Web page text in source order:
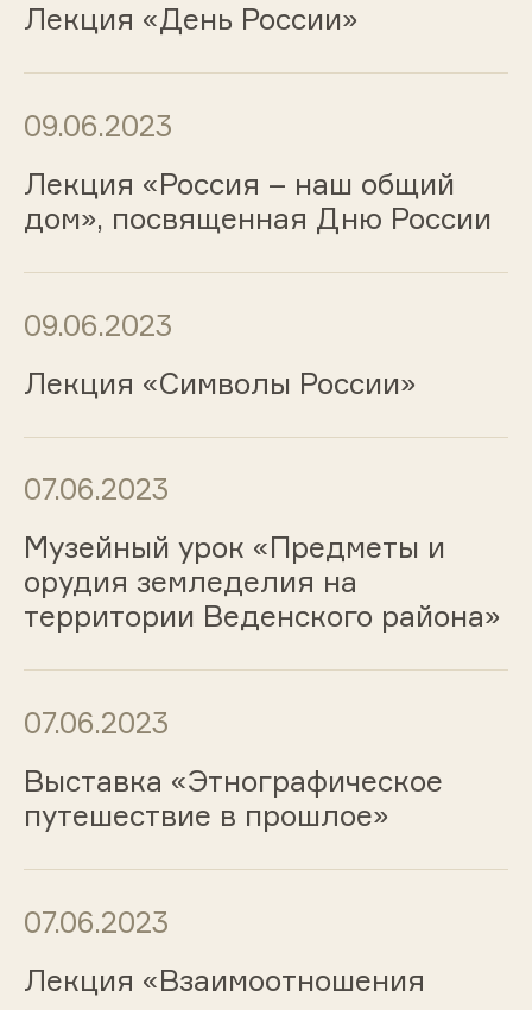
Лекция «День России»
09.06.2023
Лекция «Россия – наш общий
дом», посвященная Дню России
09.06.2023
Лекция «Символы России»
07.06.2023
Музейный урок «Предметы и
орудия земледелия на
территории Веденского района»
07.06.2023
Выставка «Этнографическое
путешествие в прошлое»
07.06.2023
Лекция «Взаимоотношения